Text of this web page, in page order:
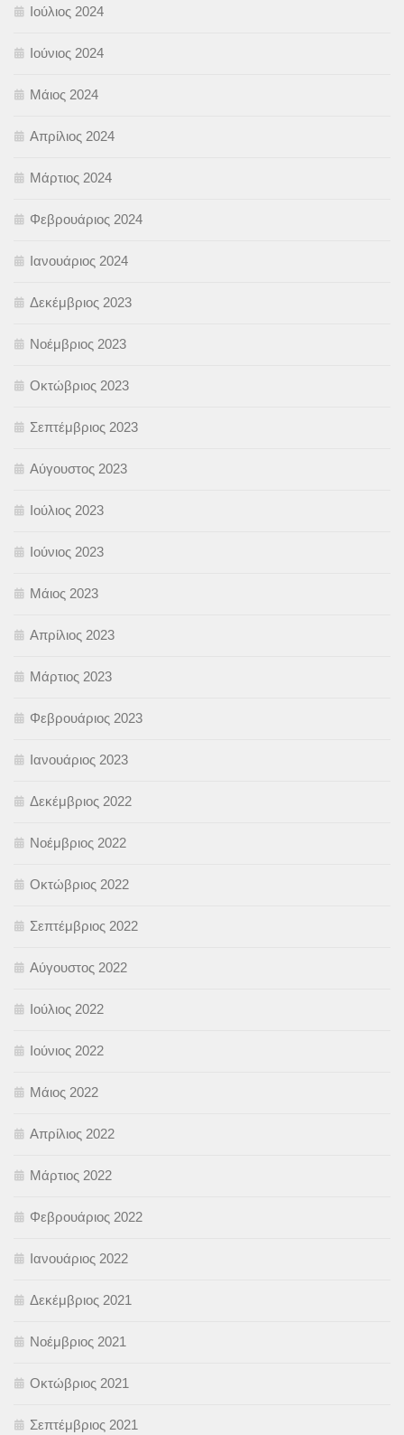
Ιούλιος 2024
Ιούνιος 2024
Μάιος 2024
Απρίλιος 2024
Μάρτιος 2024
Φεβρουάριος 2024
Ιανουάριος 2024
Δεκέμβριος 2023
Νοέμβριος 2023
Οκτώβριος 2023
Σεπτέμβριος 2023
Αύγουστος 2023
Ιούλιος 2023
Ιούνιος 2023
Μάιος 2023
Απρίλιος 2023
Μάρτιος 2023
Φεβρουάριος 2023
Ιανουάριος 2023
Δεκέμβριος 2022
Νοέμβριος 2022
Οκτώβριος 2022
Σεπτέμβριος 2022
Αύγουστος 2022
Ιούλιος 2022
Ιούνιος 2022
Μάιος 2022
Απρίλιος 2022
Μάρτιος 2022
Φεβρουάριος 2022
Ιανουάριος 2022
Δεκέμβριος 2021
Νοέμβριος 2021
Οκτώβριος 2021
Σεπτέμβριος 2021